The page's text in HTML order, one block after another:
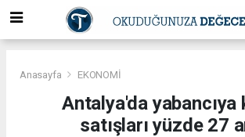
Anasayfa EKONOMİ
Antalya'da yabancıya
satışları yüzde 27